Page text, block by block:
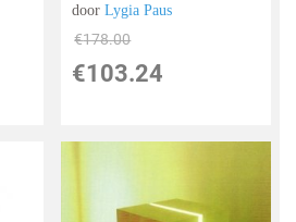
doorLygia Paus
€178.00
€103.24